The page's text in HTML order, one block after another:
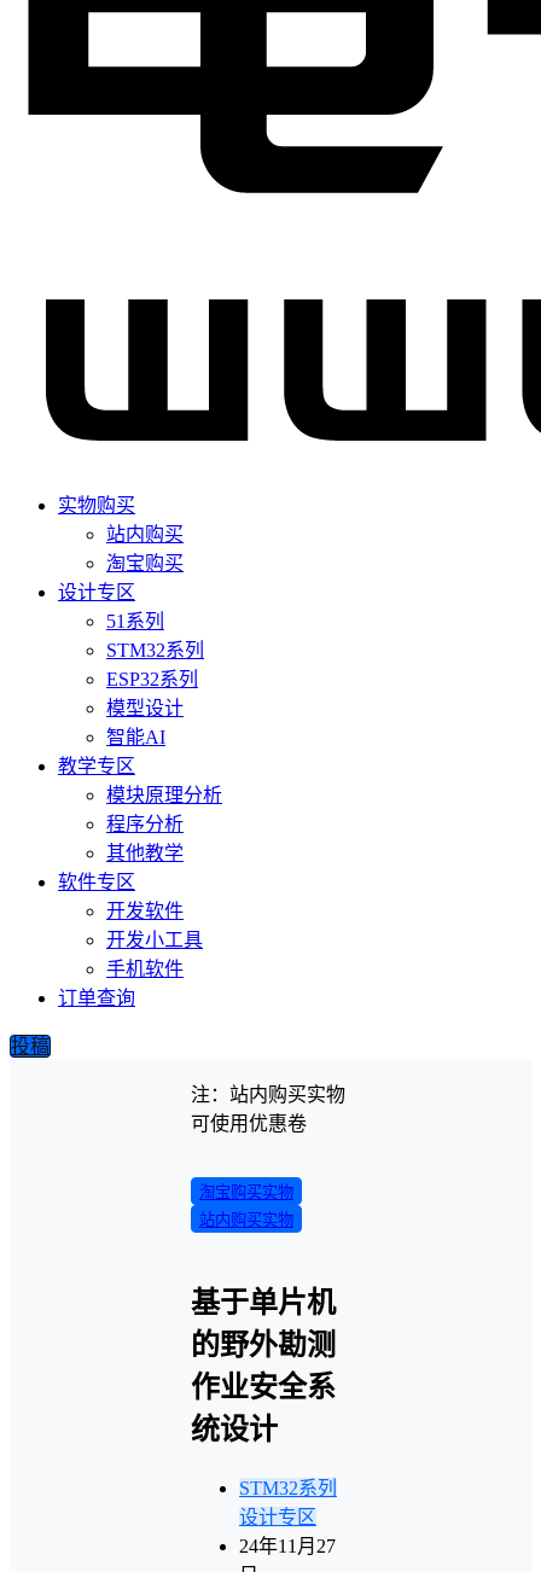
实物购买
站内购买
淘宝购买
设计专区
51系列
STM32系列
ESP32系列
模型设计
智能AI
教学专区
模块原理分析
程序分析
其他教学
软件专区
开发软件
开发小工具
手机软件
订单查询
投稿
注：站内购买实物
可使用优惠卷
淘宝购买实物
站内购买实物
基于单片机
的野外勘测
作业安全系
统设计
STM32系列
设计专区
24年11月27